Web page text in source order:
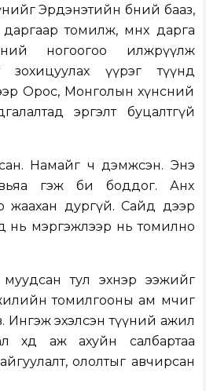
Эрдэнэтийн бөөний бааз,
томилж, өмнөх дарга
ногоогоо илжрүүлж
зохицуулах үүрэг түүнд
Орос, Монголын хүнсний
эргэлт буцалтгүй
Намайг ч дэмжсэн. Энэ
гэж би боддог. Анх
жаахан дургүй. Сайд дээр
нь мэргэжлээр нь томилно
тул эхнэр ээжийг
томилгооны ам мөчиг
Ингэж эхэлсэн түүний ажил
хөдөө аж ахуйн салбартаа
ололтыг авчирсан